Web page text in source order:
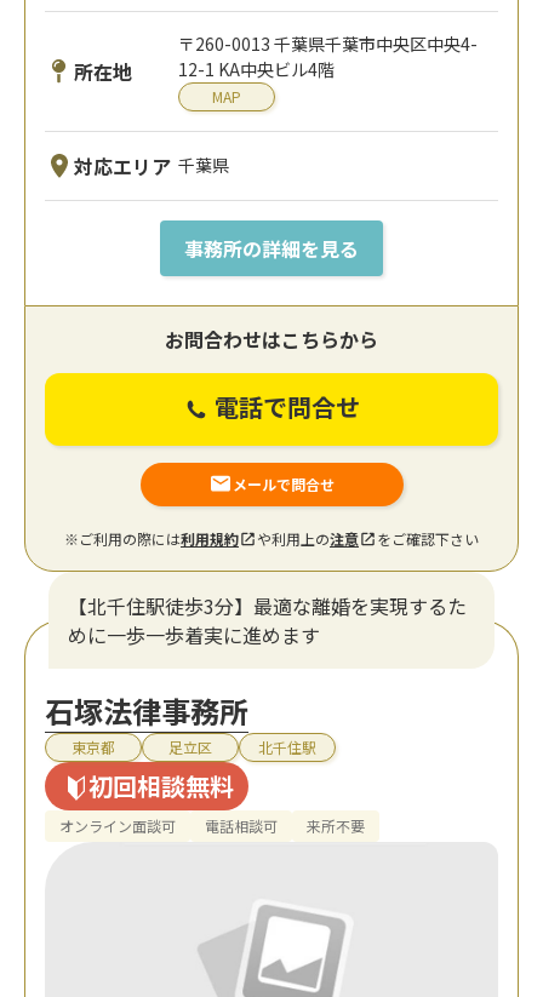
所在地
〒260-0013 千葉県千葉市中央区中央4-
12-1 KA中央ビル4階
MAP
対応エリア 千葉県
事務所の詳細を見る
お問合わせはこちらから
電話で問合せ
メールで問合せ
※ご利用の際には利用規約 や利用上の注意 をご確認下さい
【北千住駅徒歩3分】最適な離婚を実現するた
めに一歩一歩着実に進めます
石塚法律事務所
東京都 足立区 北千住駅
初回相談無料
オンライン面談可 電話相談可 来所不要